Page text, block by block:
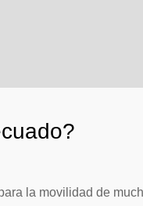
la movilidad de